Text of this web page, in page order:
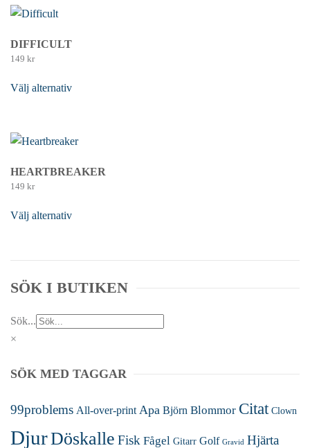
DIFFICULT
149 kr
Välj alternativ
HEARTBREAKER
149 kr
Välj alternativ
SÖK I BUTIKEN
Sök...
×
SÖK MED TAGGAR
99problems All-over-print Apa Björn Blommor Citat Clown
DjurDöskalle Fisk Fågel Gitarr Golf Gravid Hjärta